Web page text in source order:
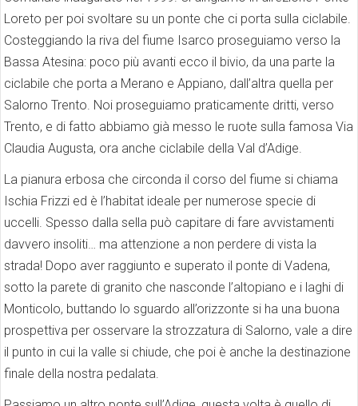
Loreto per poi svoltare su un ponte che ci porta sulla ciclabile.
Costeggiando la riva del fiume Isarco proseguiamo verso la
Bassa Atesina: poco più avanti ecco il bivio, da una parte la
ciclabile che porta a Merano e Appiano, dall’altra quella per
Salorno Trento. Noi proseguiamo praticamente dritti, verso
Trento, e di fatto abbiamo già messo le ruote sulla famosa Via
Claudia Augusta, ora anche ciclabile della Val d’Adige.
La pianura erbosa che circonda il corso del fiume si chiama
Ischia Frizzi ed è l’habitat ideale per numerose specie di
uccelli. Spesso dalla sella può capitare di fare avvistamenti
davvero insoliti… ma attenzione a non perdere di vista la
strada! Dopo aver raggiunto e superato il ponte di Vadena,
sotto la parete di granito che nasconde l’altopiano e i laghi di
Monticolo, buttando lo sguardo all’orizzonte si ha una buona
prospettiva per osservare la strozzatura di Salorno, vale a dire
il punto in cui la valle si chiude, che poi è anche la destinazione
finale della nostra pedalata.